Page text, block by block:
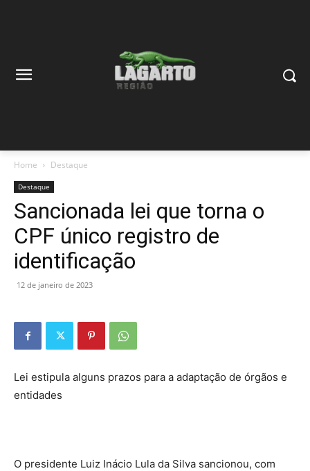
Home Destaque
Destaque
Sancionada lei que torna o
CPF único registro de
identificação
12 de janeiro de 2023
Lei estipula alguns prazos para a adaptação de órgãos e
entidades
O presidente Luiz Inácio Lula da Silva sancionou, com